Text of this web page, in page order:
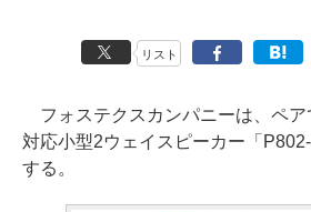
リスト
フォステクスカンパニーは、ペア
対応小型2ウェイスピーカー「
する。